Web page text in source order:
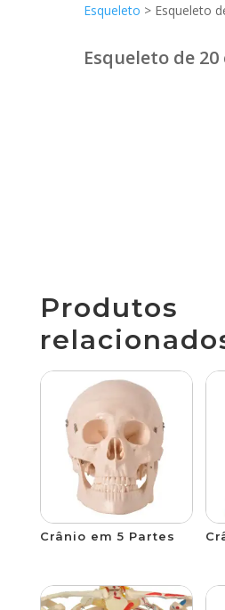
Esqueleto > Esqueleto
Esqueleto de 20
Produtos
Crânio em 5 Partes